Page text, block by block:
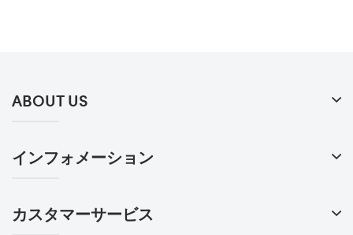
ABOUT US
インフォメーション
カスタマーサービス